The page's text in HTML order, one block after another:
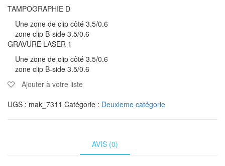
TAMPOGRAPHIE D
Une zone de clip côté 3.5/0.6
zone clip B-side 3.5/0.6
GRAVURE LASER 1
Une zone de clip côté 3.5/0.6
zone clip B-side 3.5/0.6
Ajouter à votre liste
UGS : mak_7311 Catégorie : Deuxieme catégorie
AVIS (0)